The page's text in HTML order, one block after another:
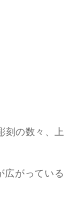
刻の数々、上
広がっている